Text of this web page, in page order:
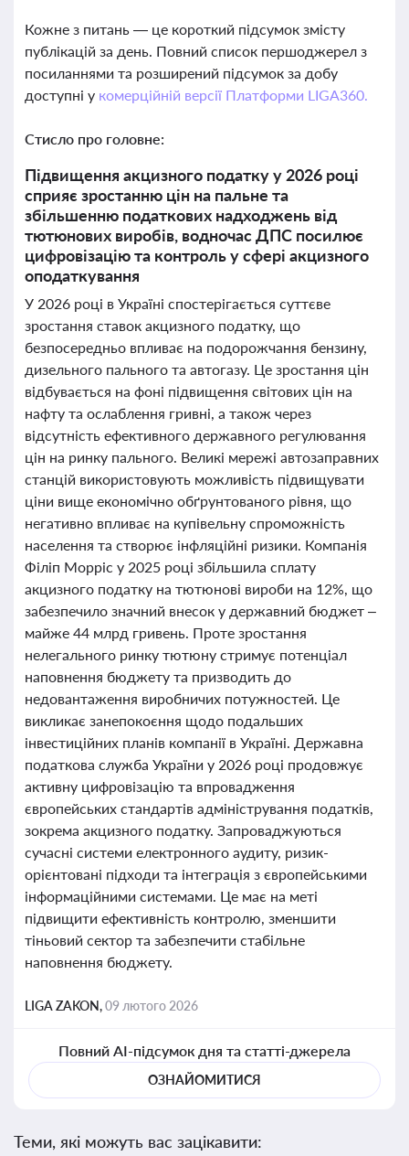
Кожне з питань — це короткий підсумок змісту
публікацій за день. Повний список першоджерел з
посиланнями та розширений підсумок за добу
доступні у комерційній версії Платформи LIGA360.
Стисло про головне:
Підвищення акцизного податку у 2026 році
сприяє зростанню цін на пальне та
збільшенню податкових надходжень від
тютюнових виробів, водночас ДПС посилює
цифровізацію та контроль у сфері акцизного
оподаткування
У 2026 році в Україні спостерігається суттєве
зростання ставок акцизного податку, що
безпосередньо впливає на подорожчання бензину,
дизельного пального та автогазу. Це зростання цін
відбувається на фоні підвищення світових цін на
нафту та ослаблення гривні, а також через
відсутність ефективного державного регулювання
цін на ринку пального. Великі мережі автозаправних
станцій використовують можливість підвищувати
ціни вище економічно обґрунтованого рівня, що
негативно впливає на купівельну спроможність
населення та створює інфляційні ризики. Компанія
Філіп Морріс у 2025 році збільшила сплату
акцизного податку на тютюнові вироби на 12%, що
забезпечило значний внесок у державний бюджет –
майже 44 млрд гривень. Проте зростання
нелегального ринку тютюну стримує потенціал
наповнення бюджету та призводить до
недовантаження виробничих потужностей. Це
викликає занепокоєння щодо подальших
інвестиційних планів компанії в Україні. Державна
податкова служба України у 2026 році продовжує
активну цифровізацію та впровадження
європейських стандартів адміністрування податків,
зокрема акцизного податку. Запроваджуються
сучасні системи електронного аудиту, ризик-
орієнтовані підходи та інтеграція з європейськими
інформаційними системами. Це має на меті
підвищити ефективність контролю, зменшити
тіньовий сектор та забезпечити стабільне
наповнення бюджету.
LIGA ZAKON,09 лютого 2026
Повний AI-підсумок дня та статті-джерела
ОЗНАЙОМИТИСЯ
Теми, які можуть вас зацікавити: